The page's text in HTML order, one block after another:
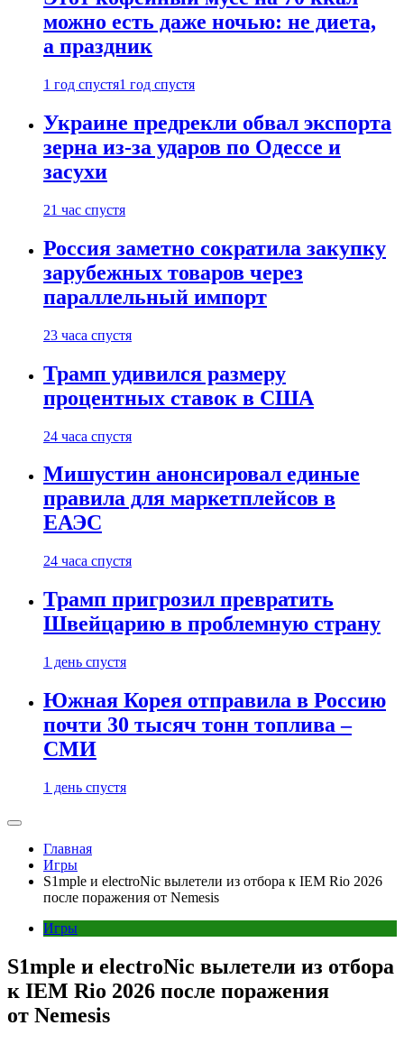
можно есть даже ночью: не диета,
а праздник
1 год спустя1 год спустя
Украине предрекли обвал экспорта
зерна из-за ударов по Одессе и
засухи
21 час спустя
Россия заметно сократила закупку
зарубежных товаров через
параллельный импорт
23 часа спустя
Трамп удивился размеру
процентных ставок в США
24 часа спустя
Мишустин анонсировал единые
правила для маркетплейсов в
ЕАЭС
24 часа спустя
Трамп пригрозил превратить
Швейцарию в проблемную страну
1 день спустя
Южная Корея отправила в Россию
почти 30 тысяч тонн топлива –
СМИ
1 день спустя
Главная
Игры
S1mple и electroNic вылетели из отбора к IEM Rio 2026
после поражения от Nemesis
Игры
S1mple и electroNic вылетели из отбора
к IEM Rio 2026 после поражения
от Nemesis